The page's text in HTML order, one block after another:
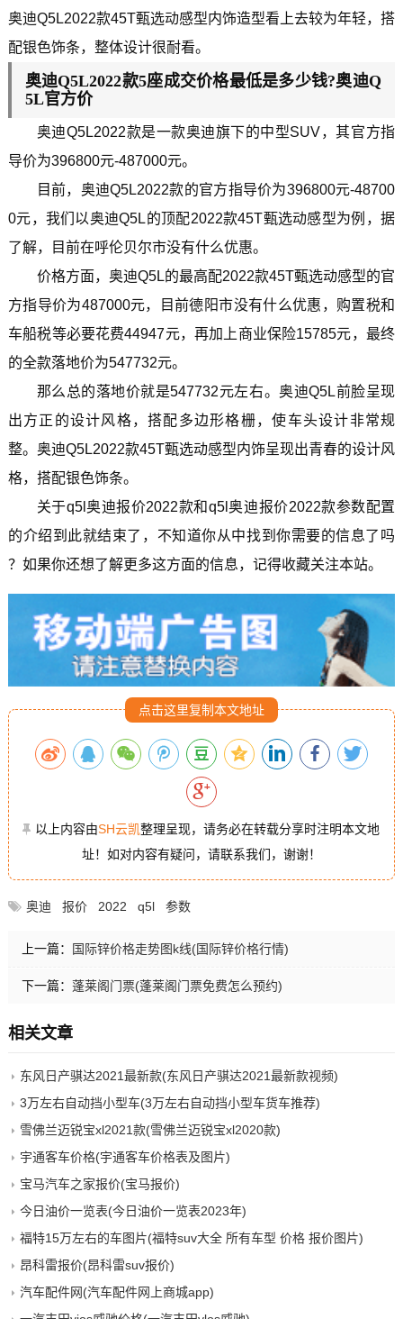
奥迪Q5L2022款45T甄选动感型内饰造型看上去较为年轻，搭
配银色饰条，整体设计很耐看。
奥迪Q5L2022款5座成交价格最低是多少钱?奥迪Q
5L官方价
奥迪Q5L2022款是一款奥迪旗下的中型SUV，其官方指
导价为396800元-487000元。
目前，奥迪Q5L2022款的官方指导价为396800元-48700
0元，我们以奥迪Q5L的顶配2022款45T甄选动感型为例，据
了解，目前在呼伦贝尔市没有什么优惠。
价格方面，奥迪Q5L的最高配2022款45T甄选动感型的官
方指导价为487000元，目前德阳市没有什么优惠，购置税和
车船税等必要花费44947元，再加上商业保险15785元，最终
的全款落地价为547732元。
那么总的落地价就是547732元左右。奥迪Q5L前脸呈现
出方正的设计风格，搭配多边形格栅，使车头设计非常规
整。奥迪Q5L2022款45T甄选动感型内饰呈现出青春的设计风
格，搭配银色饰条。
关于q5l奥迪报价2022款和q5l奥迪报价2022款参数配置
的介绍到此就结束了，不知道你从中找到你需要的信息了吗
？如果你还想了解更多这方面的信息，记得收藏关注本站。
点击这里复制本文地址
以上内容由SH云凯整理呈现，请务必在转载分享时注明本文地
址！如对内容有疑问，请联系我们，谢谢！
奥迪 报价 2022 q5l 参数
上一篇： 国际锌价格走势图k线(国际锌价格行情)
下一篇： 蓬莱阁门票(蓬莱阁门票免费怎么预约)
相关文章
东风日产骐达2021最新款(东风日产骐达2021最新款视频)
3万左右自动挡小型车(3万左右自动挡小型车货车推荐)
雪佛兰迈锐宝xl2021款(雪佛兰迈锐宝xl2020款)
宇通客车价格(宇通客车价格表及图片)
宝马汽车之家报价(宝马报价)
今日油价一览表(今日油价一览表2023年)
福特15万左右的车图片(福特suv大全 所有车型 价格 报价图片)
昂科雷报价(昂科雷suv报价)
汽车配件网(汽车配件网上商城app)